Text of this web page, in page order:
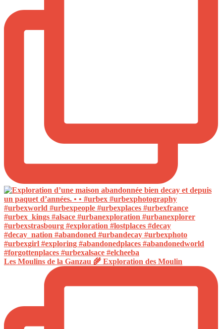
Les Moulins de la Ganzau 🌾 Exploration des Moulin